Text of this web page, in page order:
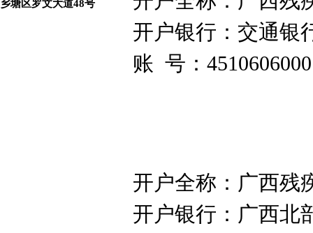
乡塘区罗文大道48号
开户银行： 交通银
账 号：
开户全称：广西残
开户银行： 广西北